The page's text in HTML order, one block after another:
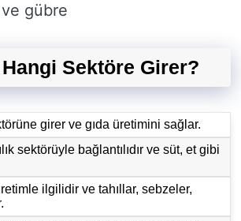
gübre
Sektöre Girer?
girer ve gıda üretimini sağlar.
sektörüyle bağlantılıdır ve süt, et gibi
ilgilidir ve tahıllar, sebzeler,